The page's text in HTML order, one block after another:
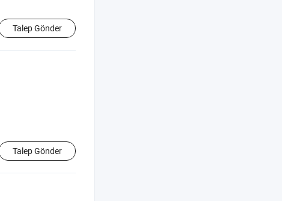
Talep Gönder
Talep Gönder